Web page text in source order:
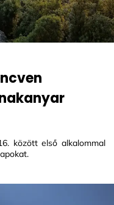
között első alkalommal